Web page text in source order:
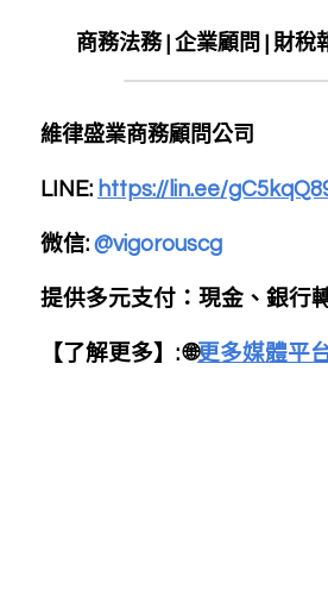
商務法務 | 企業顧問 | 財稅
維律盛業商務顧問公司
LINE: https://lin.ee/
微信: @vigorouscg
提供多元支付：現金、銀行
【了解更多】: 🌐更多媒體平